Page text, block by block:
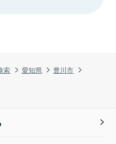
索 愛知県
豊川市